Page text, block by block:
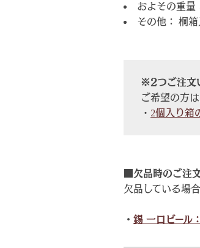
およその重量
その他： 桐箱
※2つご注文
ご希望の方
・ 2個入り箱
■欠品時のご注
欠品している場
・ 錫 一口ビール